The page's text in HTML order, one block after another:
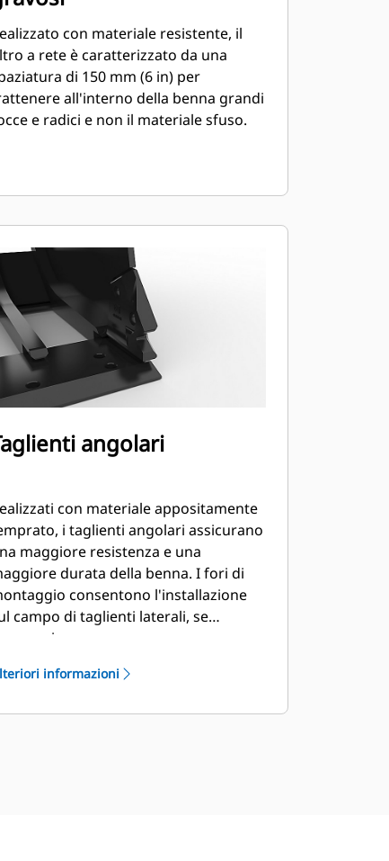
con materiale resistente, il
a rete è caratterizzato da una
di 150 mm (6 in) per
all'interno della benna grandi
e radici e non il materiale sfuso.
angolari
con materiale appositamente
i taglienti angolari assicurano
maggiore resistenza e una
durata della benna. I fori di
consentono l'installazione
campo di taglienti laterali, se
necessario.
informazioni